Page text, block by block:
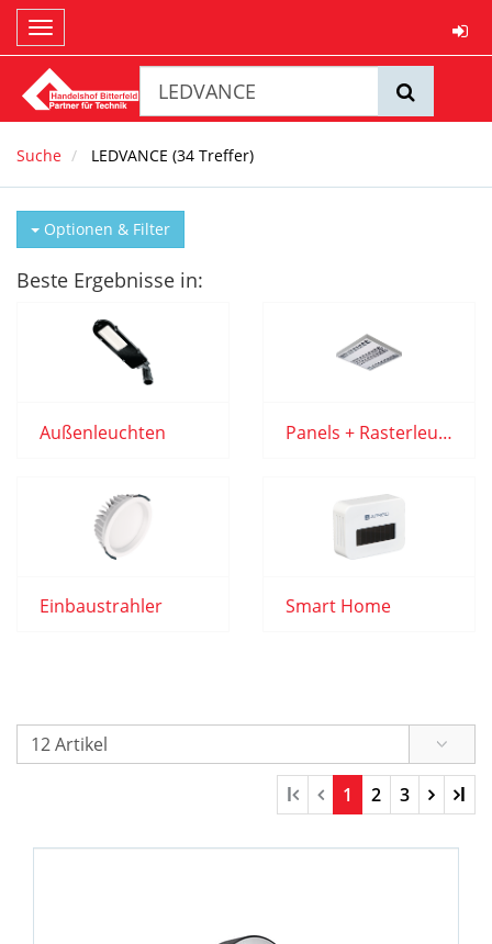
Toggle
navigation
Suche LEDVANCE (34 Treffer)
Optionen & Filter
Beste Ergebnisse in:
Außenleuchten Panels + Rasterleuchten
Einbaustrahler Smart Home
l 1 2 3 l